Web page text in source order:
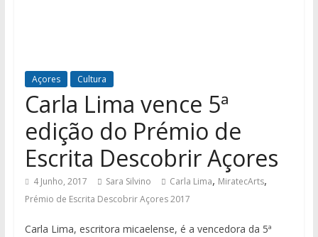
Açores Cultura
Carla Lima vence 5ª
edição do Prémio de
Escrita Descobrir Açores
4 Junho, 2017 Sara Silvino Carla Lima, MiratecArts,
Prémio de Escrita Descobrir Açores 2017
Carla Lima, escritora micaelense, é a vencedora da 5ª